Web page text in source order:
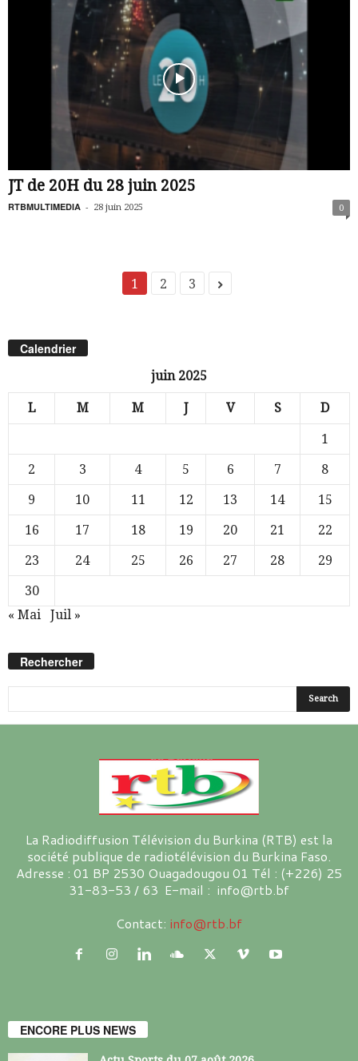
JT de 20H du 28 juin 2025
RTBMULTIMEDIA - 28 juin 2025 0
1 2 3
Calendrier
juin 2025
L M M J V S D
1
2
3 4 5 6 7
8
9
10 11 12 13 14
15
16
17 18 19 20 21
22
23
24 25 26 27 28
29
30
« Mai
Juil »
Rechercher
La Radiodiffusion Télévision du Burkina (RTB) est la
société publique de radiotélévision du Burkina Faso.
Adresse : 01 BP 2530 Ouagadougou 01 Tél : (+226) 25
31-83-53 / 63 E-mail : info@rtb.bf
Contact: info@rtb.bf
ENCORE PLUS NEWS